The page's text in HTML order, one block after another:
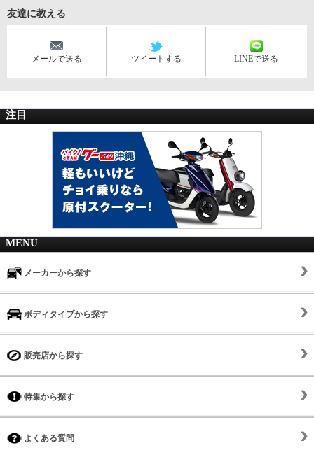
友達に教える
メールで送る ツイートする LINEで送る
注目
MENU
メーカーから探す
ボディタイプから探す
販売店から探す
特集から探す
よくある質問